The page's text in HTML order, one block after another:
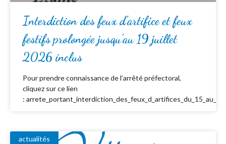
Interdiction des feux d’artifice et feux
festifs prolongée jusqu’au 19 juillet
2026 inclus
Pour prendre connaissance de l’arrêté préfectoral,
cliquez sur ce lien
:
actualités